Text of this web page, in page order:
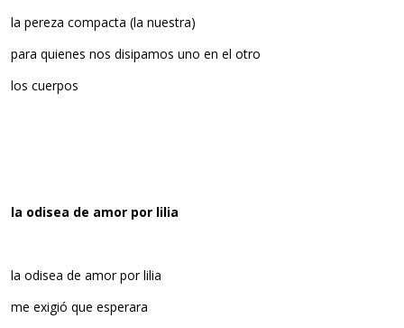
la pereza compacta (la nuestra)
para quienes nos disipamos uno en el otro
los cuerpos
la odisea de amor por lilia
la odisea de amor por lilia
me exigió que esperara